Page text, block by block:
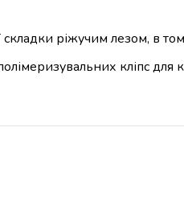
ріжучим лезом, в
кліпс для